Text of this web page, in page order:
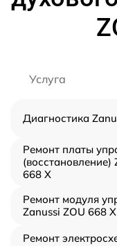
Услуга
Диагностика
Ремонт платы
(восстановление)
668 X
Ремонт модуля
Zanussi ZOU 668 X
Ремонт